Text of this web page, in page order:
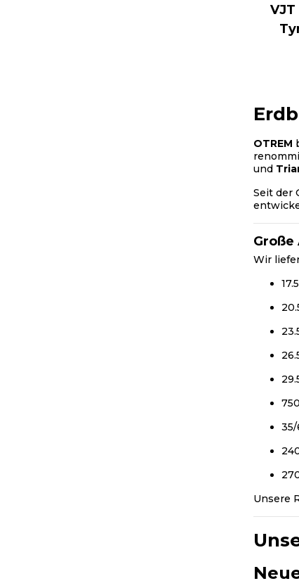
VJT
OTREM
und
Seit der
Wir
35/
Unsere